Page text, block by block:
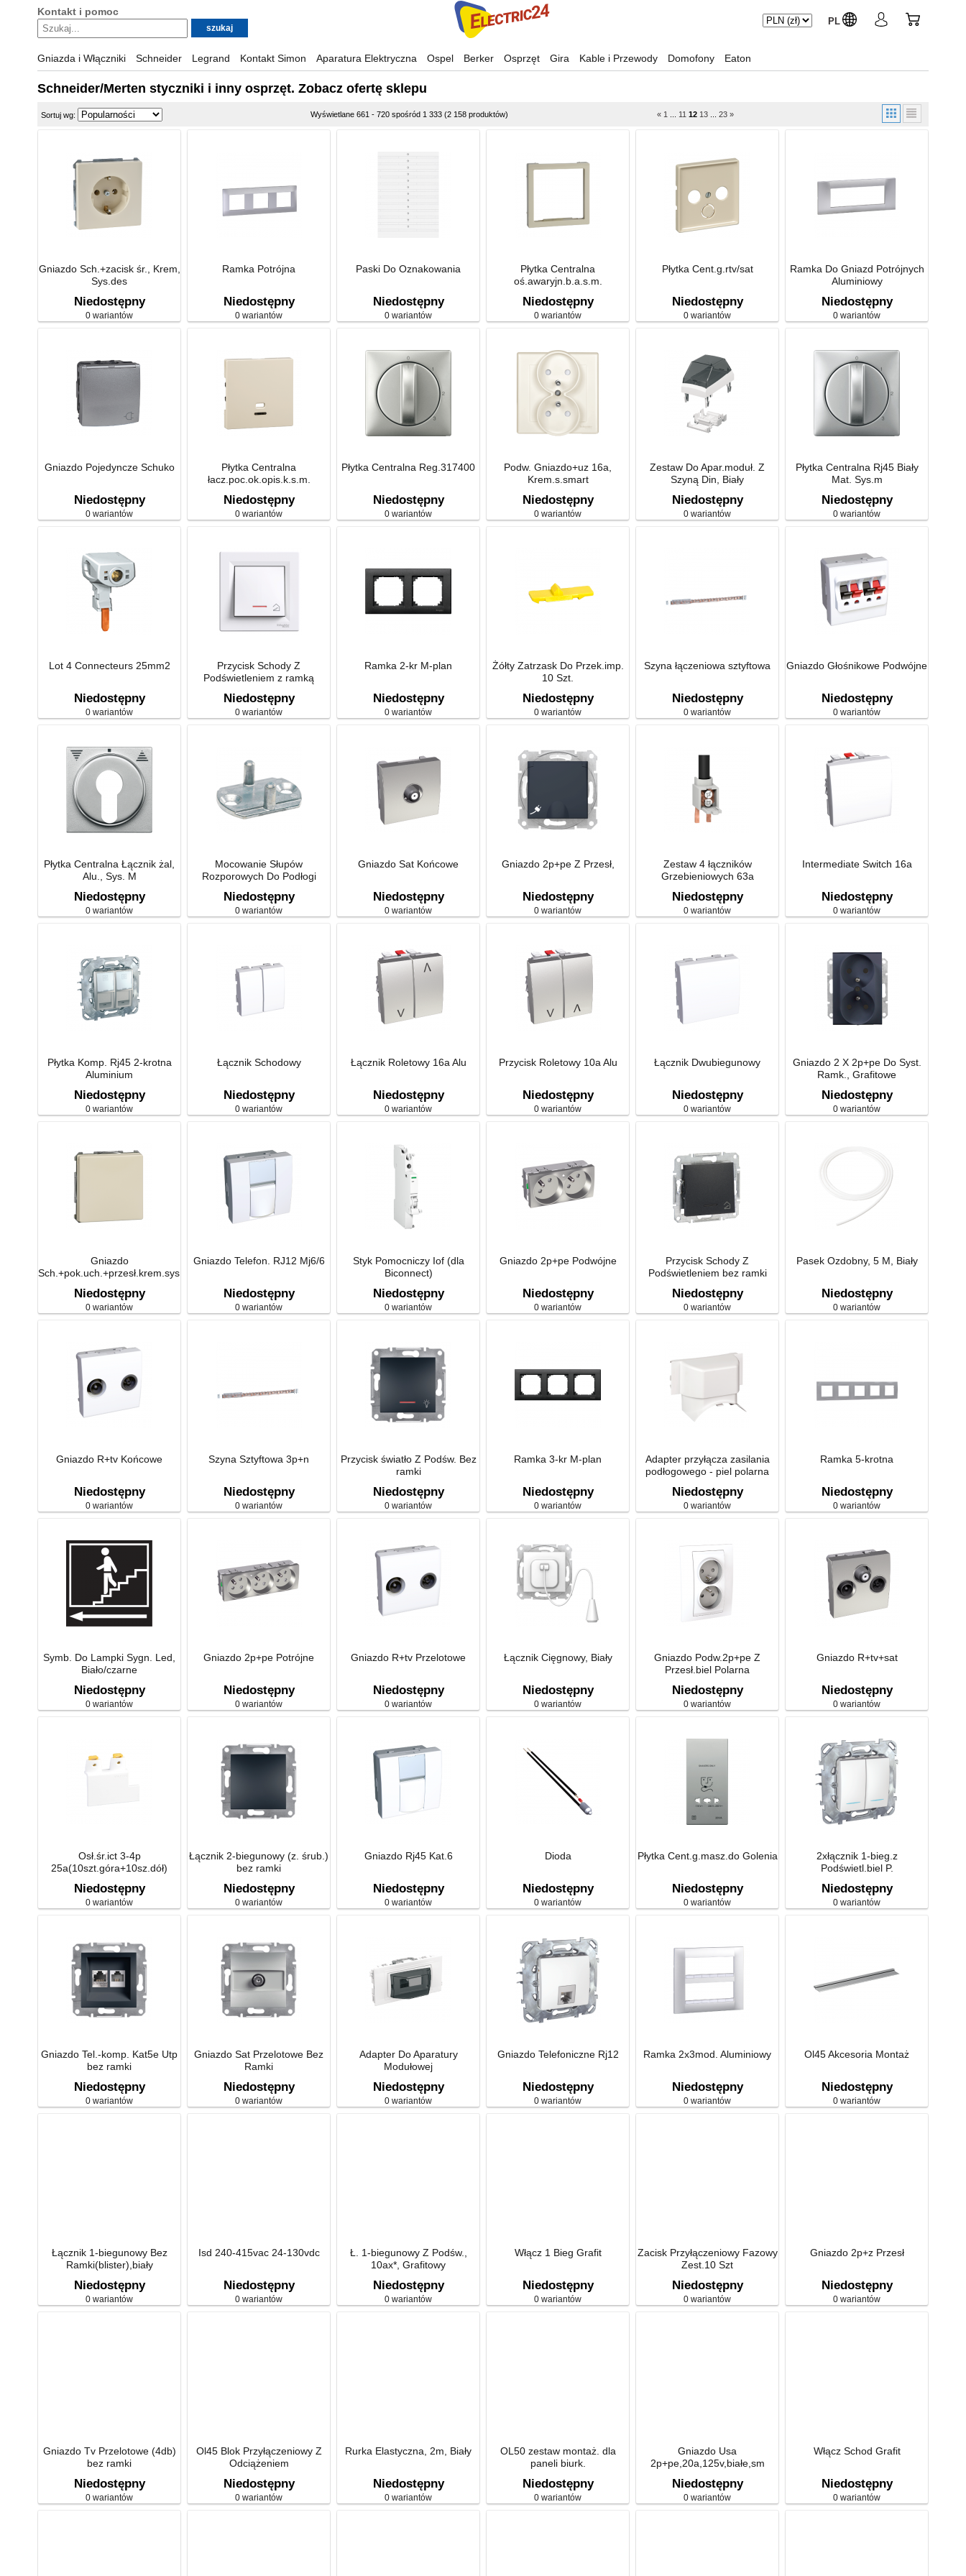
Kontakt i pomoc
PL
Gniazda i Włączniki Schneider Legrand Kontakt Simon Aparatura Elektryczna Ospel Berker Osprzęt Gira Kable i Przewody Domofony Eaton
Schneider/Merten styczniki i inny osprzęt. Zobacz ofertę sklepu
Sortuj wg: Wyświetlane 661 - 720 spośród 1 333 (2 158 produktów) « 1 11 12 13... 23 »
Gniazdo Sch.+zacisk śr., Krem,
Sys.des
Niedostępny
0 wariantów
Ramka Potrójna
Niedostępny
0 wariantów
Paski Do Oznakowania
Niedostępny
0 wariantów
Płytka Centralna
oś.awaryjn.b.a.s.m.
Niedostępny
0 wariantów
Płytka Cent.g.rtv/sat
Niedostępny
0 wariantów
Ramka Do Gniazd Potrójnych
Aluminiowy
Niedostępny
0 wariantów
Gniazdo Pojedyncze Schuko
Niedostępny
0 wariantów
Płytka Centralna
łacz.poc.ok.opis.k.s.m.
Niedostępny
0 wariantów
Płytka Centralna Reg.317400
Niedostępny
0 wariantów
Podw. Gniazdo+uz 16a,
Krem.s.smart
Niedostępny
0 wariantów
Zestaw Do Apar.moduł. Z
Szyną Din, Biały
Niedostępny
0 wariantów
Płytka Centralna Rj45 Biały
Mat. Sys.m
Niedostępny
0 wariantów
Lot 4 Connecteurs 25mm2
Niedostępny
0 wariantów
Przycisk Schody Z
Podświetleniem z ramką
Niedostępny
0 wariantów
Ramka 2-kr M-plan
Niedostępny
0 wariantów
Żółty Zatrzask Do Przek.imp.
10 Szt.
Niedostępny
0 wariantów
Szyna łączeniowa sztyftowa
Niedostępny
0 wariantów
Gniazdo Głośnikowe Podwójne
Niedostępny
0 wariantów
Płytka Centralna Łącznik żal,
Alu., Sys. M
Niedostępny
0 wariantów
Mocowanie Słupów
Rozporowych Do Podłogi
Niedostępny
0 wariantów
Gniazdo Sat Końcowe
Niedostępny
0 wariantów
Gniazdo 2p+pe Z Przesł,
Niedostępny
0 wariantów
Zestaw 4 łączników
Grzebieniowych 63a
Niedostępny
0 wariantów
Intermediate Switch 16a
Niedostępny
0 wariantów
Płytka Komp. Rj45 2-krotna
Aluminium
Niedostępny
0 wariantów
Łącznik Schodowy
Niedostępny
0 wariantów
Łącznik Roletowy 16a Alu
Niedostępny
0 wariantów
Przycisk Roletowy 10a Alu
Niedostępny
0 wariantów
Łącznik Dwubiegunowy
Niedostępny
0 wariantów
Gniazdo 2 X 2p+pe Do Syst.
Ramk., Grafitowe
Niedostępny
0 wariantów
Gniazdo
Sch.+pok.uch.+przesł.krem.sys.d
Niedostępny
0 wariantów
Gniazdo Telefon. RJ12 Mj6/6
Niedostępny
0 wariantów
Styk Pomocniczy Iof (dla
Biconnect)
Niedostępny
0 wariantów
Gniazdo 2p+pe Podwójne
Niedostępny
0 wariantów
Przycisk Schody Z
Podświetleniem bez ramki
Niedostępny
0 wariantów
Pasek Ozdobny, 5 M, Biały
Niedostępny
0 wariantów
Gniazdo R+tv Końcowe
Niedostępny
0 wariantów
Szyna Sztyftowa 3p+n
Niedostępny
0 wariantów
Przycisk światło Z Podśw. Bez
ramki
Niedostępny
0 wariantów
Ramka 3-kr M-plan
Niedostępny
0 wariantów
Adapter przyłącza zasilania
podłogowego - piel polarna
Niedostępny
0 wariantów
Ramka 5-krotna
Niedostępny
0 wariantów
Symb. Do Lampki Sygn. Led,
Biało/czarne
Niedostępny
0 wariantów
Gniazdo 2p+pe Potrójne
Niedostępny
0 wariantów
Gniazdo R+tv Przelotowe
Niedostępny
0 wariantów
Łącznik Cięgnowy, Biały
Niedostępny
0 wariantów
Gniazdo Podw.2p+pe Z
Przesł.biel Polarna
Niedostępny
0 wariantów
Gniazdo R+tv+sat
Niedostępny
0 wariantów
Osł.śr.ict 3-4p
25a(10szt.góra+10sz.dół)
Niedostępny
0 wariantów
Łącznik 2-biegunowy (z. śrub.)
bez ramki
Niedostępny
0 wariantów
Gniazdo Rj45 Kat.6
Niedostępny
0 wariantów
Dioda
Niedostępny
0 wariantów
Płytka Cent.g.masz.do Golenia
Niedostępny
0 wariantów
2xłącznik 1-bieg.z
Podświetl.biel P.
Niedostępny
0 wariantów
Gniazdo Tel.-komp. Kat5e Utp
bez ramki
Niedostępny
0 wariantów
Gniazdo Sat Przelotowe Bez
Ramki
Niedostępny
0 wariantów
Adapter Do Aparatury
Modułowej
Niedostępny
0 wariantów
Gniazdo Telefoniczne Rj12
Niedostępny
0 wariantów
Ramka 2x3mod. Aluminiowy
Niedostępny
0 wariantów
Ol45 Akcesoria Montaż
Niedostępny
0 wariantów
Łącznik 1-biegunowy Bez
Ramki(blister),biały
Niedostępny
0 wariantów
Isd 240-415vac 24-130vdc
Niedostępny
0 wariantów
Ł. 1-biegunowy Z Podśw.,
10ax*, Grafitowy
Niedostępny
0 wariantów
Włącz 1 Bieg Grafit
Niedostępny
0 wariantów
Zacisk Przyłączeniowy Fazowy
Zest.10 Szt
Niedostępny
0 wariantów
Gniazdo 2p+z Przesł
Niedostępny
0 wariantów
Gniazdo Tv Przelotowe (4db)
bez ramki
Niedostępny
0 wariantów
Ol45 Blok Przyłączeniowy Z
Odciążeniem
Niedostępny
0 wariantów
Rurka Elastyczna, 2m, Biały
Niedostępny
0 wariantów
OL50 zestaw montaż. dla
paneli biurk.
Niedostępny
0 wariantów
Gniazdo Usa
2p+pe,20a,125v,białe,sm
Niedostępny
0 wariantów
Włącz Schod Grafit
Niedostępny
0 wariantów